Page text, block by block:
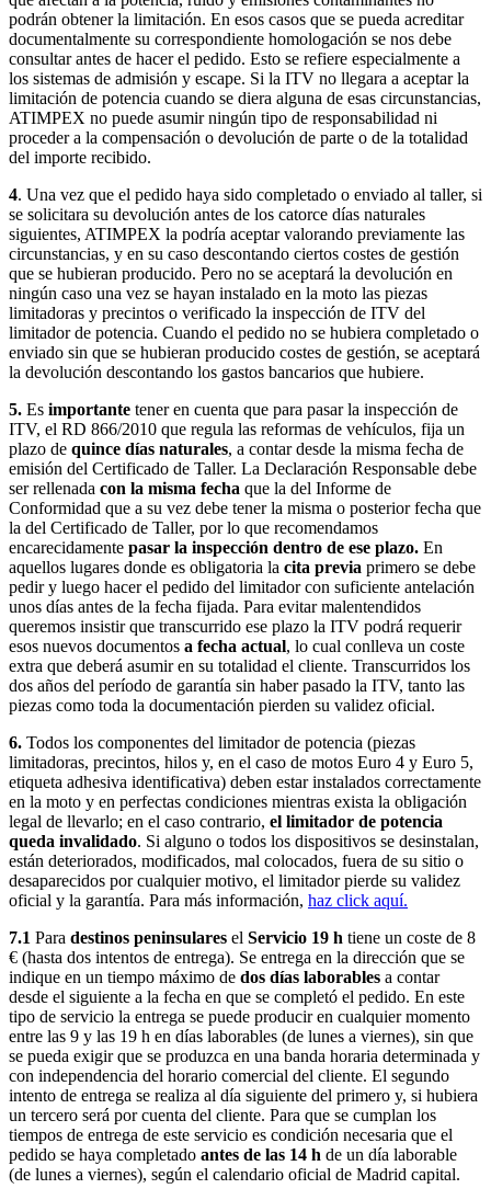
podrán obtener la limitación. En esos casos que se pueda acreditar
documentalmente su correspondiente homologación se nos debe
consultar antes de hacer el pedido. Esto se refiere especialmente a
los sistemas de admisión y escape. Si la ITV no llegara a aceptar la
limitación de potencia cuando se diera alguna de esas circunstancias,
ATIMPEX no puede asumir ningún tipo de responsabilidad ni
proceder a la compensación o devolución de parte o de la totalidad
del importe recibido.
4. Una vez que el pedido haya sido completado o enviado al taller, si
se solicitara su devolución antes de los catorce días naturales
siguientes, ATIMPEX la podría aceptar valorando previamente las
circunstancias, y en su caso descontando ciertos costes de gestión
que se hubieran producido. Pero no se aceptará la devolución en
ningún caso una vez se hayan instalado en la moto las piezas
limitadoras y precintos o verificado la inspección de ITV del
limitador de potencia. Cuando el pedido no se hubiera completado o
enviado sin que se hubieran producido costes de gestión, se aceptará
la devolución descontando los gastos bancarios que hubiere.
5. Es importante tener en cuenta que para pasar la inspección de
ITV, el RD 866/2010 que regula las reformas de vehículos, fija un
plazo de quince días naturales, a contar desde la misma fecha de
emisión del Certificado de Taller. La Declaración Responsable debe
ser rellenada con la misma fecha que la del Informe de
Conformidad que a su vez debe tener la misma o posterior fecha que
la del Certificado de Taller, por lo que recomendamos
encarecidamente pasar la inspección dentro de ese plazo. En
aquellos lugares donde es obligatoria la cita previa primero se debe
pedir y luego hacer el pedido del limitador con suficiente antelación
unos días antes de la fecha fijada. Para evitar malentendidos
queremos insistir que transcurrido ese plazo la ITV podrá requerir
esos nuevos documentos a fecha actual, lo cual conlleva un coste
extra que deberá asumir en su totalidad el cliente. Transcurridos los
dos años del período de garantía sin haber pasado la ITV, tanto las
piezas como toda la documentación pierden su validez oficial.
6. Todos los componentes del limitador de potencia (piezas
limitadoras, precintos, hilos y, en el caso de motos Euro 4 y Euro 5,
etiqueta adhesiva identificativa) deben estar instalados correctamente
en la moto y en perfectas condiciones mientras exista la obligación
legal de llevarlo; en el caso contrario, el limitador de potencia
queda invalidado. Si alguno o todos los dispositivos se desinstalan,
están deteriorados, modificados, mal colocados, fuera de su sitio o
desaparecidos por cualquier motivo, el limitador pierde su validez
oficial y la garantía. Para más información, haz click aquí.
7.1 Para destinos peninsulares el Servicio 19 h tiene un coste de 8
€ (hasta dos intentos de entrega). Se entrega en la dirección que se
indique en un tiempo máximo de dos días laborables a contar
desde el siguiente a la fecha en que se completó el pedido. En este
tipo de servicio la entrega se puede producir en cualquier momento
entre las 9 y las 19 h en días laborables (de lunes a viernes), sin que
se pueda exigir que se produzca en una banda horaria determinada y
con independencia del horario comercial del cliente. El segundo
intento de entrega se realiza al día siguiente del primero y, si hubiera
un tercero será por cuenta del cliente. Para que se cumplan los
tiempos de entrega de este servicio es condición necesaria que el
pedido se haya completado antes de las 14 h de un día laborable
(de lunes a viernes), según el calendario oficial de Madrid capital.